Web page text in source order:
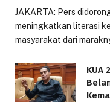
JAKARTA: Pers
meningkatkan literasi
masyarakat dari
KUA